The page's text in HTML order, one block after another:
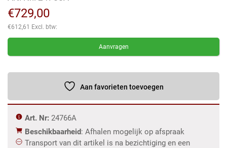
€729,00
€612,61 Excl. btw:
Aanvragen
Aan favorieten toevoegen
Art. Nr: 24766A
Beschikbaarheid: Afhalen mogelijk op afspraak
Transport van dit artikel is na bezichtiging en een